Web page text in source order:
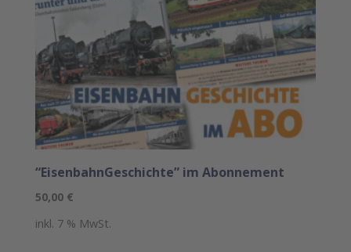
“EisenbahnGeschichte” im Abonnement
50,00 €
inkl. 7 % MwSt.